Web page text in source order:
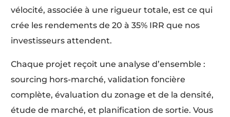
vélocité, associée à une rigueur totale, est ce qui
crée les rendements de 20 à 35% IRR que nos
investisseurs attendent.
Chaque projet reçoit une analyse d’ensemble :
sourcing hors-marché, validation foncière
complète, évaluation du zonage et de la densité,
étude de marché, et planification de sortie. Vous